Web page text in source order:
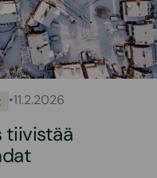
•11.2.2026
tiivistää